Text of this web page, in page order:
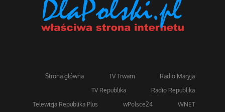
Strona główna TV Trwam
Radio Maryja
TV Republika
Radio Republika
Telewizja Republika Plus
wPolsce24 WNET